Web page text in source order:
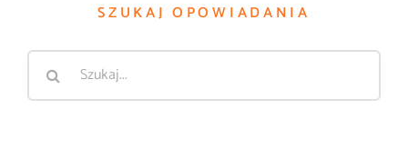
SZUKAJ OPOWIADANIA